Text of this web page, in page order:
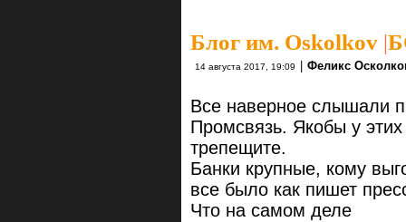
Блог им. Oskolkov |
14 августа 2017, 19:09 Феликс
Все наверное
Промсвязь. Якобы у
трепещите.
Банки крупные, кому
все было как пишет
Что на самом деле